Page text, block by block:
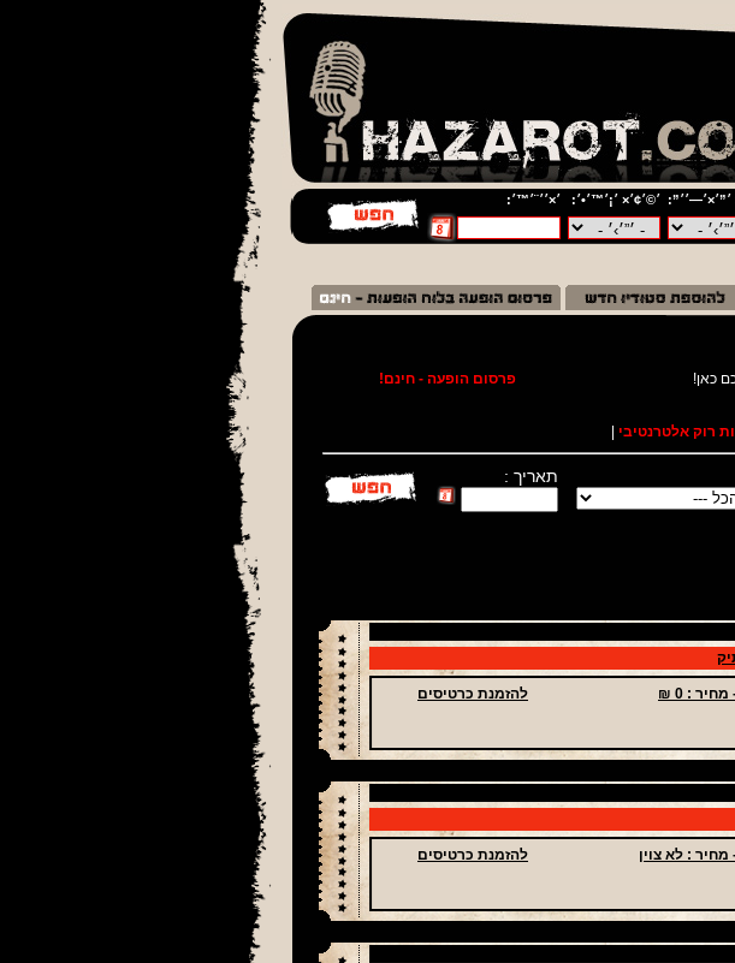
׳×׳׳¨׳™׳: ׳©׳¢׳× ׳¡׳™׳•׳:
הקרובה שלכם כאן! פרסום הופעה - חינם!
רוק אלטרנטיבי
תאריך :
מחיר : 0 ₪ להזמנת כרטיסים
מחיר : לא צוין להזמנת כרטיסים